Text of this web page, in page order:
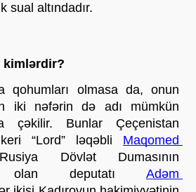
sual altındadır.
kimlərdir?
qohumları olmasa da, onun
iki nəfərin də adı mümkün
çəkilir. Bunlar Çeçenistan
“Lord” ləqəbli Maqomed
Dövlət Dumasının
olan deputatı Adəm